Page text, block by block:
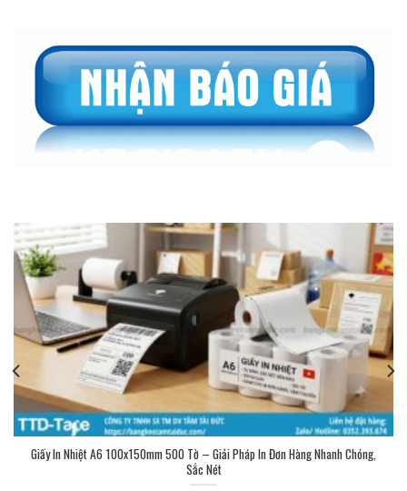
Giấy In Nhiệt A6 100x150mm 500 Tờ – Giải Pháp In Đơn Hàng Nhanh Chóng,
Sắc Nét